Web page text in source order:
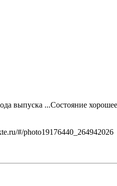
выпуска ...Состояние
#/photo19176440_264942026